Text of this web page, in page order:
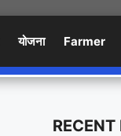
योजना Farmer
RECENT